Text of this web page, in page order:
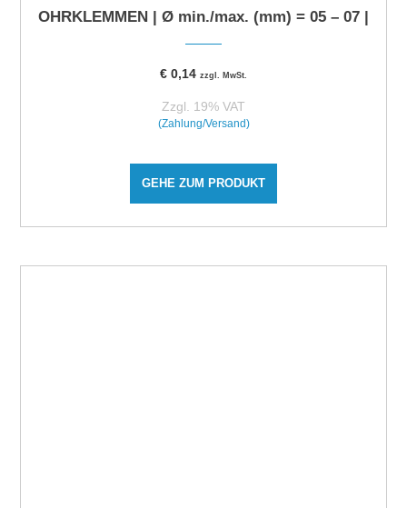
OHRKLEMMEN | Ø min./max. (mm) = 05 – 07 |
€ 0,14 zzgl. MwSt.
Zzgl. 19% VAT
(Zahlung/Versand)
GEHE ZUM PRODUKT